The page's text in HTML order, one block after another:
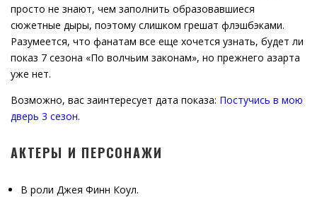
просто не знают, чем заполнить образовавшиеся
сюжетные дыры, поэтому слишком грешат флэшбэками.
Разумеется, что фанатам все еще хочется узнать, будет ли
показ 7 сезона «По волчьим законам», но прежнего азарта
уже нет.
Возможно, вас заинтересует дата показа: Постучись в мою
дверь 3 сезон.
АКТЕРЫ И ПЕРСОНАЖИ
В роли Джея Финн Коул.